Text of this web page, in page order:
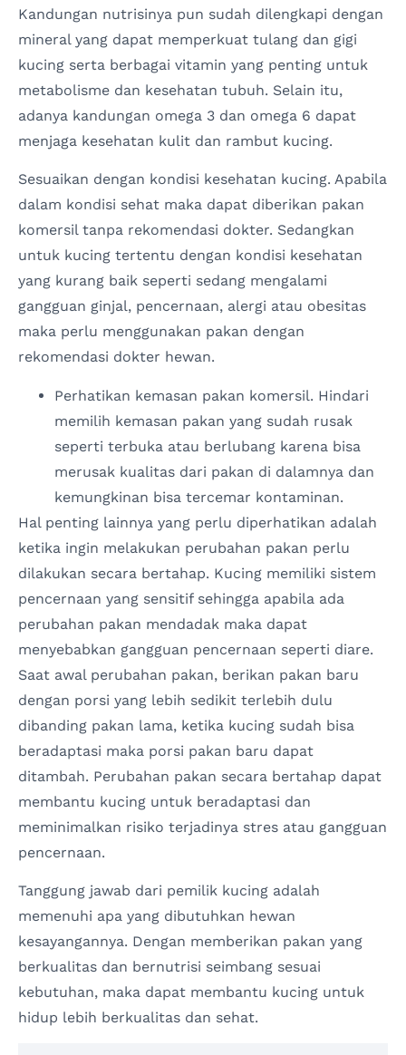
Kandungan nutrisinya pun sudah dilengkapi dengan
mineral yang dapat memperkuat tulang dan gigi
kucing serta berbagai vitamin yang penting untuk
metabolisme dan kesehatan tubuh. Selain itu,
adanya kandungan omega 3 dan omega 6 dapat
menjaga kesehatan kulit dan rambut kucing.
Sesuaikan dengan kondisi kesehatan kucing. Apabila
dalam kondisi sehat maka dapat diberikan pakan
komersil tanpa rekomendasi dokter. Sedangkan
untuk kucing tertentu dengan kondisi kesehatan
yang kurang baik seperti sedang mengalami
gangguan ginjal, pencernaan, alergi atau obesitas
maka perlu menggunakan pakan dengan
rekomendasi dokter hewan.
Perhatikan kemasan pakan komersil. Hindari
memilih kemasan pakan yang sudah rusak
seperti terbuka atau berlubang karena bisa
merusak kualitas dari pakan di dalamnya dan
kemungkinan bisa tercemar kontaminan.
Hal penting lainnya yang perlu diperhatikan adalah
ketika ingin melakukan perubahan pakan perlu
dilakukan secara bertahap. Kucing memiliki sistem
pencernaan yang sensitif sehingga apabila ada
perubahan pakan mendadak maka dapat
menyebabkan gangguan pencernaan seperti diare.
Saat awal perubahan pakan, berikan pakan baru
dengan porsi yang lebih sedikit terlebih dulu
dibanding pakan lama, ketika kucing sudah bisa
beradaptasi maka porsi pakan baru dapat
ditambah. Perubahan pakan secara bertahap dapat
membantu kucing untuk beradaptasi dan
meminimalkan risiko terjadinya stres atau gangguan
pencernaan.
Tanggung jawab dari pemilik kucing adalah
memenuhi apa yang dibutuhkan hewan
kesayangannya. Dengan memberikan pakan yang
berkualitas dan bernutrisi seimbang sesuai
kebutuhan, maka dapat membantu kucing untuk
hidup lebih berkualitas dan sehat.